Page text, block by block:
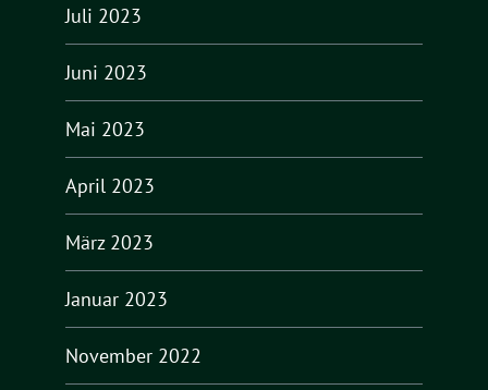
Juli 2023
Juni 2023
Mai 2023
April 2023
März 2023
Januar 2023
November 2022